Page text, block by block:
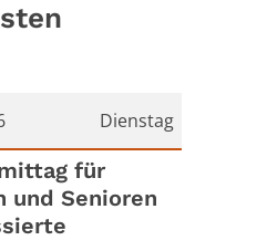
Dienstag
2026 für
und Senioren